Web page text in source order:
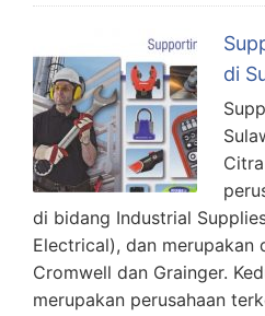
di
di bidang Industrial
Electrical), dan merupakan
Cromwell dan Grainger.
merupakan perusahaan